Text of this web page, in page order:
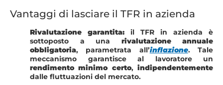
Vantaggi di lasciare il TFR in azienda
Rivalutazione garantita: il TFR in azienda è
sottoposto a una rivalutazione annuale
obbligatoria, parametrata all’inflazione. Tale
meccanismo garantisce al lavoratore un
rendimento minimo certo,indipendentemente
dalle fluttuazioni del mercato.